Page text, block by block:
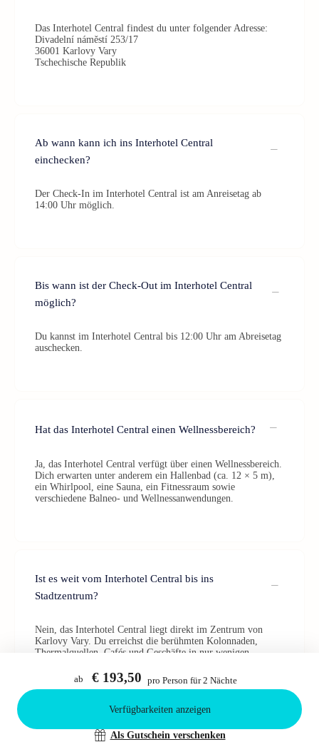
Bestätigen
Das Interhotel Central findest du unter folgender Adresse:
Divadelní náměstí 253/17
36001 Karlovy Vary
Tschechische Republik
Ab wann kann ich ins Interhotel Central
einchecken?
Der Check-In im Interhotel Central ist am Anreisetag ab
14:00 Uhr möglich.
Bis wann ist der Check-Out im Interhotel Central
möglich?
Du kannst im Interhotel Central bis 12:00 Uhr am Abreisetag
auschecken.
Hat das Interhotel Central einen Wellnessbereich?
Ja, das Interhotel Central verfügt über einen Wellnessbereich.
Dich erwarten unter anderem ein Hallenbad (ca. 12 × 5 m),
ein Whirlpool, eine Sauna, ein Fitnessraum sowie
verschiedene Balneo- und Wellnessanwendungen.
Ist es weit vom Interhotel Central bis ins
Stadtzentrum?
Nein, das Interhotel Central liegt direkt im Zentrum von
Karlovy Vary. Du erreichst die berühmten Kolonnaden,
Thermalquellen, Cafés und Geschäfte in nur wenigen
ab € 193,50 pro Person für 2 Nächte
Verfügbarkeiten anzeigen
Als Gutschein verschenken